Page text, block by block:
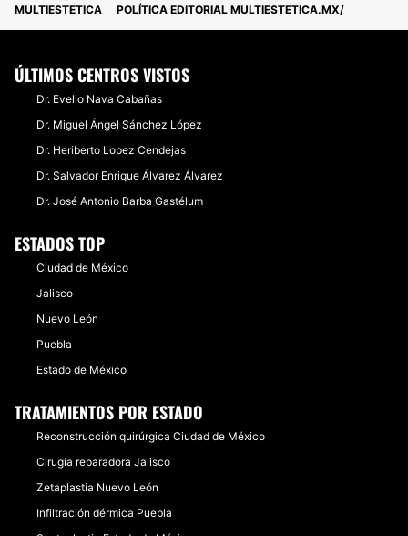
MULTIESTETICA POLÍTICA EDITORIAL MULTIESTETICA.MX
ÚLTIMOS CENTROS VISTOS
Dr. Evelio Nava Cabañas
Dr. Miguel Ángel Sánchez López
Dr. Heriberto Lopez Cendejas
Dr. Salvador Enrique Álvarez Álvarez
Dr. José Antonio Barba Gastélum
ESTADOS TOP
Ciudad de México
Jalisco
Nuevo León
Puebla
Estado de México
TRATAMIENTOS POR ESTADO
Reconstrucción quirúrgica Ciudad de México
Cirugía reparadora Jalisco
Zetaplastia Nuevo León
Infiltración dérmica Puebla